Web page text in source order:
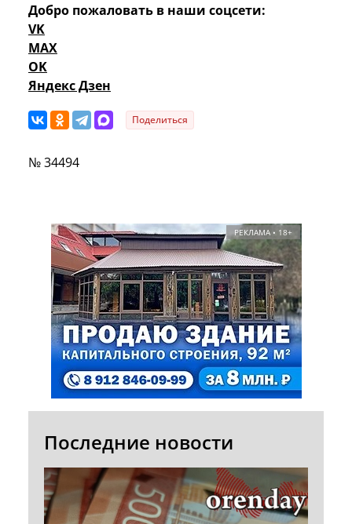
Добро пожаловать в наши соцсети:
VK
MAX
OK
Яндекс Дзен
Поделиться
№ 34494
РЕКЛАМА • 18+
Последние новости